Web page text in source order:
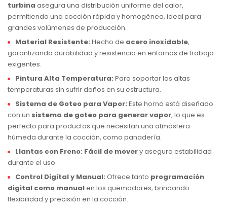
turbina asegura una distribución uniforme del calor,
permitiendo una cocción rápida y homogénea, ideal para
grandes volúmenes de producción.
Material Resistente: Hecho de acero inoxidable,
garantizando durabilidad y resistencia en entornos de trabajo
exigentes.
Pintura Alta Temperatura: Para soportar las altas
temperaturas sin sufrir daños en su estructura.
Sistema de Goteo para Vapor: Este horno está diseñado
con un sistema de goteo para generar vapor, lo que es
perfecto para productos que necesitan una atmósfera
húmeda durante la cocción, como panadería.
Llantas con Freno: Fácil de movery asegura estabilidad
durante el uso.
Control Digital y Manual: Ofrece tanto programación
digital como manualen los quemadores, brindando
flexibilidad y precisión en la cocción.